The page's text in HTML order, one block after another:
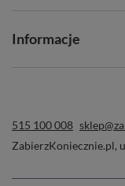
Informacje
515 100 008
ZabierzKoniecznie.pl,